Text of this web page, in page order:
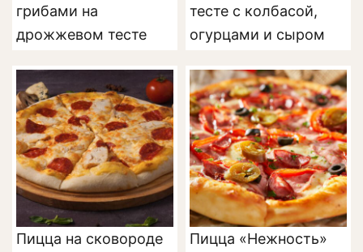
грибами на
дрожжевом тесте
тесте с колбасой,
огурцами и сыром
Пицца на сковороде
Пицца «Нежность»